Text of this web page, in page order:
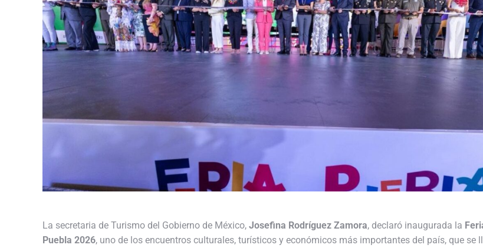
La secretaria de Turismo del Gobierno de México, Josefina Rodríguez Zamora, declaró inaugurada la
Puebla 2026, uno de los encuentros culturales, turísticos y económicos más importantes del país, que se